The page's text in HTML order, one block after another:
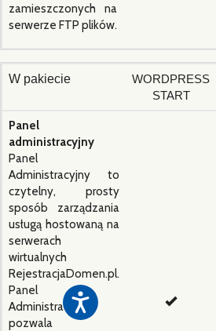
zamieszczonych na
serwerze FTP plików.
W pakiecie
WORDPRESS
START
Panel
administracyjny
Panel
Administracyjny to
czytelny, prosty
sposób zarządzania
usługą hostowaną na
serwerach
wirtualnych
RejestracjaDomen.pl.
Panel
Administracyjny
pozwala